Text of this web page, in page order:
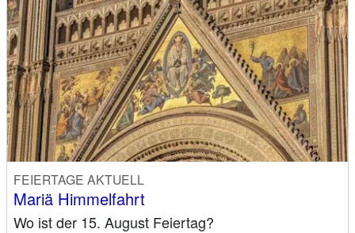
FEIERTAGE AKTUELL
Mariä Himmelfahrt
Wo ist der 15. August Feiertag?